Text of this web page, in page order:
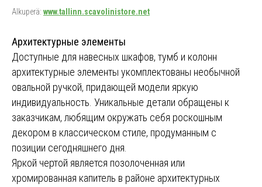
Alkuperä: www.tallinn.scavolinistore.net
Архитектурные элементы
Доступные для навесных шкафов, тумб и колонн
архитектурные элементы укомплектованы необычной
овальной ручкой, придающей модели яркую
индивидуальность. Уникальные детали обращены к
заказчикам, любящим окружать себя роскошным
декором в классическом стиле, продуманным с
позиции сегодняшнего дня.
Яркой чертой является позолоченная или
хромированная капитель в районе архитектурных